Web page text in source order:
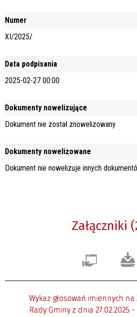
Numer
XI/2025/
Data podpisania
2025-02-27 00:00
Dokumenty nowelizujące
Dokument nie został znowelizowany
Dokumenty nowelizowane
Dokument nie nowelizuje innych
Załączniki
Wykaz głosowań imiennych na
Rady Gminy z dnia 27.02.2025 -